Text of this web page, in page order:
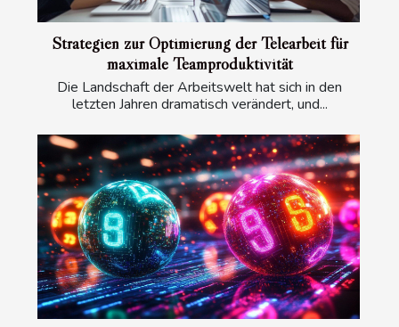
Strategien zur Optimierung der Telearbeit für
maximale Teamproduktivität
Die Landschaft der Arbeitswelt hat sich in den
letzten Jahren dramatisch verändert, und...